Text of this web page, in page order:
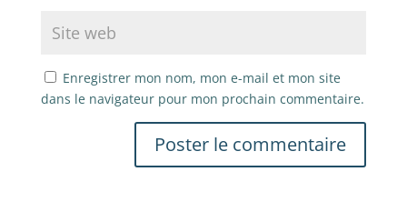
Enregistrer mon nom, mon e-mail et mon site
dans le navigateur pour mon prochain commentaire.